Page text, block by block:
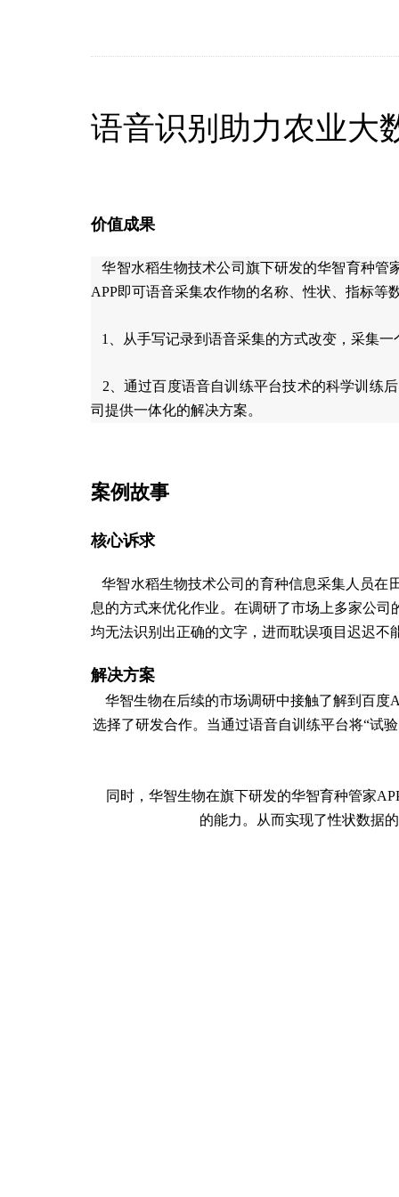
语音识别助力农业大
价值成果
华智水稻生物技术公司旗下研发的华智育种管
APP即可语音采集农作物的名称、性状、指标等
1、从手写记录到语音采集的方式改变，采集一
2、通过百度语音自训练平台技术的科学训练
司提供一体化的解决方案。
案例故事
核心诉求
华智水稻生物技术公司的育种信息采集人员在
息的方式来优化作业。在调研了市场上多家公
均无法识别出正确的文字，进而耽误项目迟迟不
解决方案
华智生物在后续的市场调研中接触了解到百度
选择了研发合作。当通过语音自训练平台将“试
同时，华智生物在旗下研发的华智育种管家
的能力。从而实现了性状数据